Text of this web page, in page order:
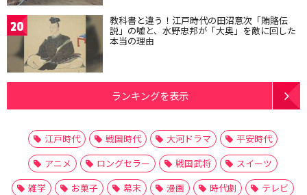
20 教科書と違う！江戸時代の田沼意次「賄賂伝
説」の嘘と、水野忠邦が「大奥」を敵に回した
本当の理由
ランキングを表示
江戸時代 戦国時代 大河ドラマ
平安時代
アニメ
ロングセラー 戦国武将
スイーツ
雑学
お菓子 幕末 漫画 時代劇
テレビ